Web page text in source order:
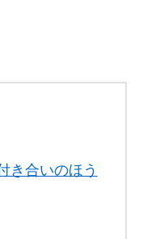
き合いのほう